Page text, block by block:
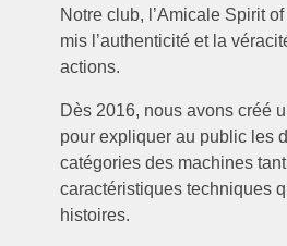
Notre club, l’Amicale Spirit
mis l’authenticité et la
actions.
Dès 2016, nous avons créé
pour expliquer au public les
catégories des machines
caractéristiques techniques
histoires.